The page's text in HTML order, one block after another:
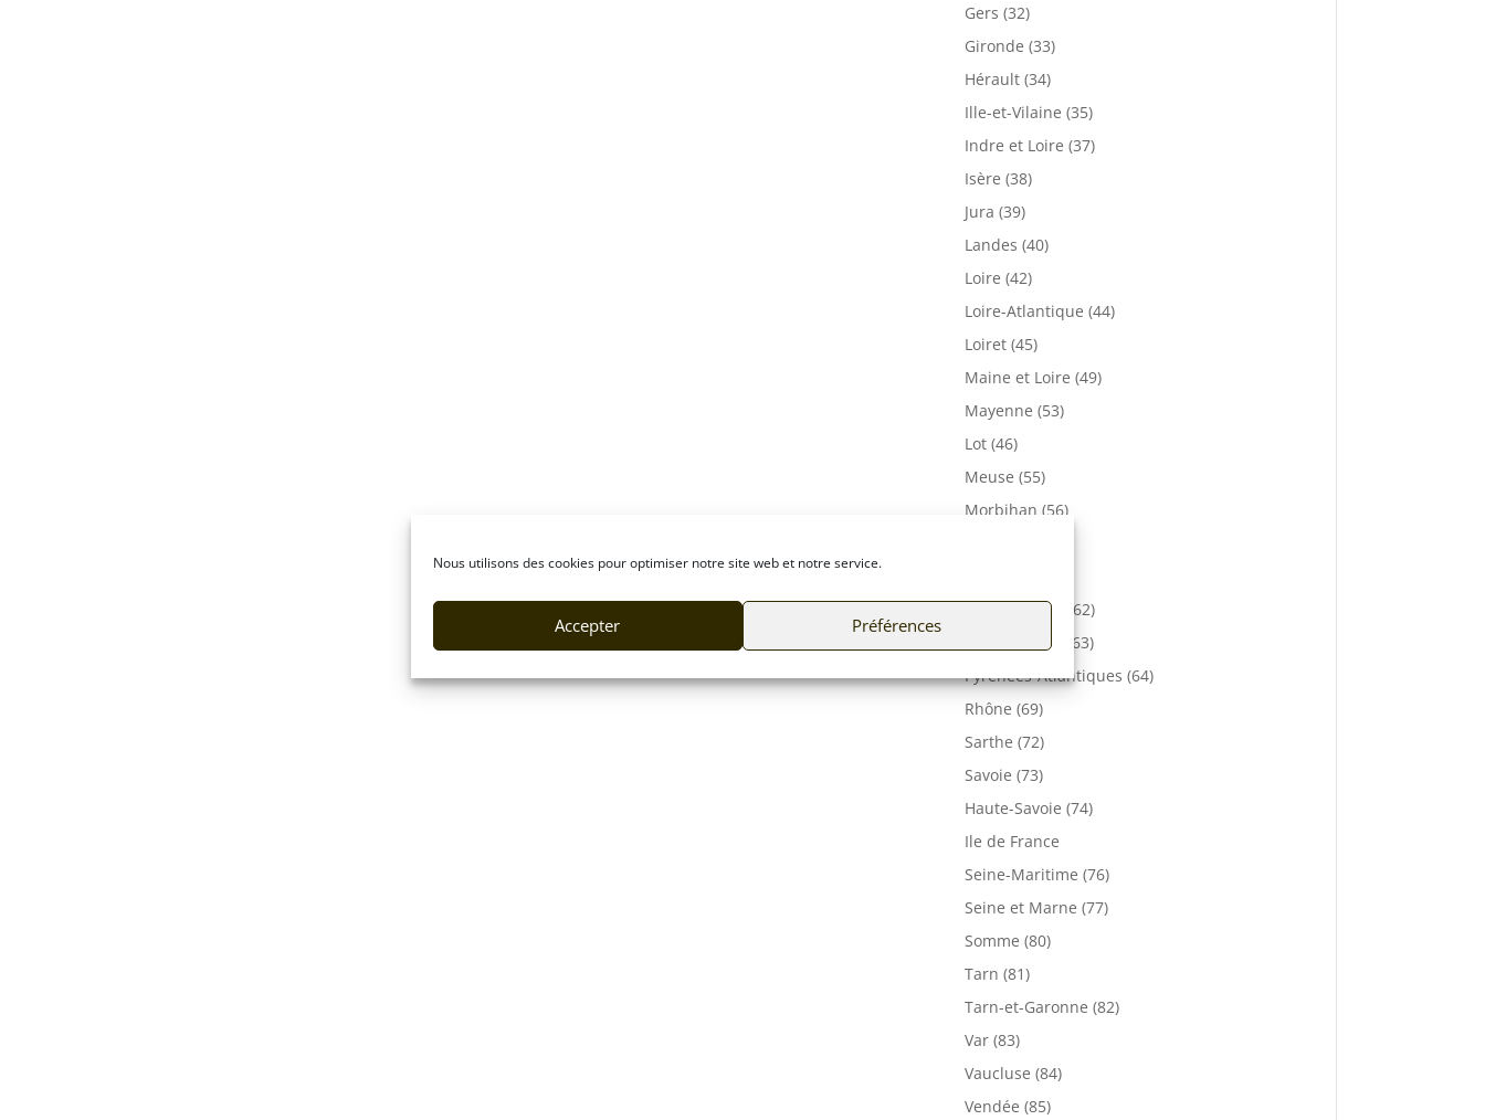
Nous utilisons des cookies pour optimiser notre site web et notre service.
Accepter Préférences
Gers (32)
Gironde (33)
Hérault (34)
Ille-et-Vilaine (35)
Indre et Loire (37)
Isère (38)
Jura (39)
Landes (40)
Loire (42)
Loire-Atlantique (44)
Loiret (45)
Maine et Loire (49)
Mayenne (53)
Lot (46)
Meuse (55)
Morbihan (56)
Pas-de-Calais (62)
Puy De Dôme (63)
Pyrénées-Atlantiques (64)
Rhône (69)
Sarthe (72)
Savoie (73)
Haute-Savoie (74)
Ile de France
Seine-Maritime (76)
Seine et Marne (77)
Somme (80)
Tarn (81)
Tarn-et-Garonne (82)
Var (83)
Vaucluse (84)
Vendée (85)